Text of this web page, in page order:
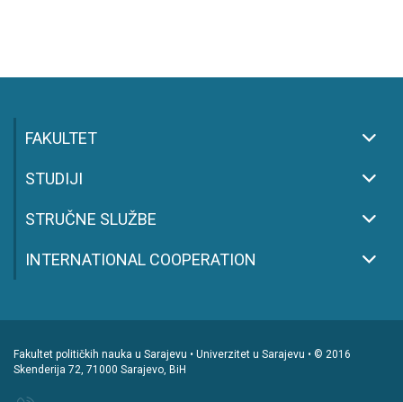
FAKULTET
STUDIJI
STRUČNE SLUŽBE
INTERNATIONAL COOPERATION
Fakultet političkih nauka u Sarajevu • Univerzitet u Sarajevu • © 2016
Skenderija 72, 71000 Sarajevo, BiH